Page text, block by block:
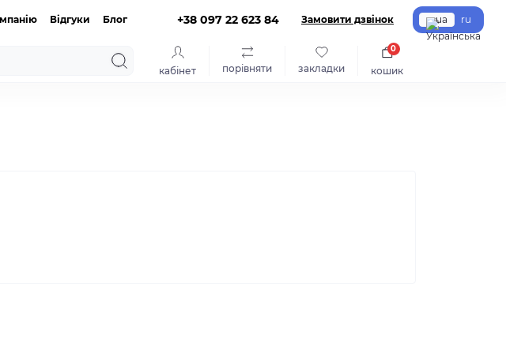
Відгуки Блог +38 097 22 623 84 Замовити дзвінок ua ru
кабінет порівняти закладки кошик
0